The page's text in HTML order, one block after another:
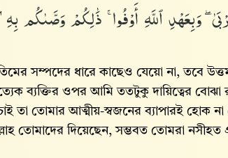
وَبِعَهْدِ ٱللَّهِ أَوْفُوا۟ ۚ ذَٰلِكُمْ وَصَّىٰكُم
সম্পদের ধারে কাছেও যেয়ো না, তবে
ব্যক্তির ওপর আমি ততটুকু দায়িত্বের বোঝা
তা তোমার আত্মীয়-স্বজনের ব্যাপারই হোক
তোমাদের দিয়েছেন, সম্ভবত তোমরা নসীহত